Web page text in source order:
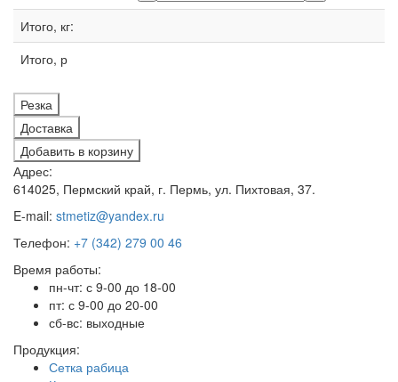
Итого, кг:
Итого, р
Резка
Доставка
Добавить в корзину
Адрес:
614025, Пермский край, г. Пермь, ул. Пихтовая, 37.
E-mail: stmetiz@yandex.ru
Телефон: +7 (342) 279 00 46
Время работы:
пн-чт: с 9-00 до 18-00
пт: с 9-00 до 20-00
сб-вс: выходные
Продукция:
Сетка рабица